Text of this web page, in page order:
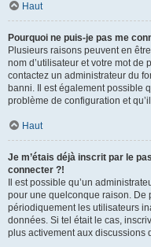
Haut
Pourquoi ne puis-je pas me
Plusieurs raisons peuvent en
nom d’utilisateur et votre mot de
contactez un administrateur du
banni. Il est également possible
problème de configuration et
Haut
Je m’étais déjà inscrit par le
connecter ?!
Il est possible qu’un
pour une quelconque raison. De
périodiquement les utilisateurs
données. Si tel était le cas,
plus activement aux discussions